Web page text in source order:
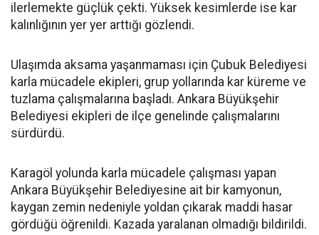
ilerlemekte güçlük çekti. Yüksek kesimlerde ise kar
kalınlığının yer yer arttığı gözlendi.
Ulaşımda aksama yaşanmaması için Çubuk Belediyesi
karla mücadele ekipleri, grup yollarında kar küreme ve
tuzlama çalışmalarına başladı. Ankara Büyükşehir
Belediyesi ekipleri de ilçe genelinde çalışmalarını
sürdürdü.
Karagöl yolunda karla mücadele çalışması yapan
Ankara Büyükşehir Belediyesine ait bir kamyonun,
kaygan zemin nedeniyle yoldan çıkarak maddi hasar
gördüğü öğrenildi. Kazada yaralanan olmadığı bildirildi.